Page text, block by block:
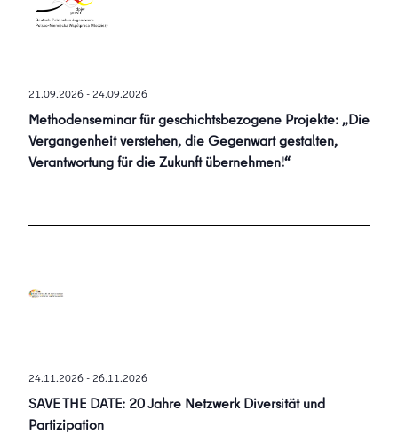
Methodenseminar für geschichtsbezogene Projekte: „Die
Vergangenheit verstehen, die Gegenwart gestalten,
Verantwortung für die Zukunft übernehmen!“
21.09.2026-24.09.2026
SAVE THE DATE: 20 Jahre Netzwerk Diversität und
Partizipation
24.11.2026-26.11.2026